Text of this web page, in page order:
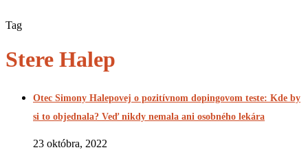
Tag
Stere Halep
Otec Simony Halepovej o pozitívnom dopingovom teste: Kde by
si to objednala? Veď nikdy nemala ani osobného lekára
23 októbra, 2022